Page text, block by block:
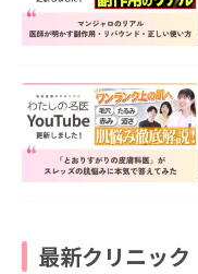
最新クリニック